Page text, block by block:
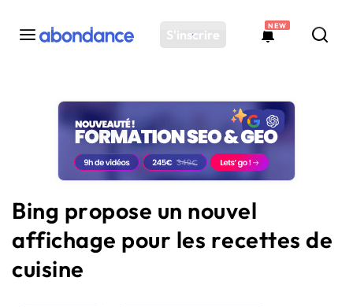
S'inscrire
NEW
Toutes les actus
Actus SEO
Plateforme
Solutions
Ressources
Audit SEO
Bing propose un nouvel
affichage pour les recettes de
cuisine